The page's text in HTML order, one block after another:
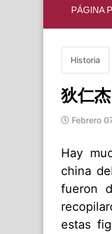
PÁGINA
Historia
狄仁
Febrero
Hay
china
fueron
estas